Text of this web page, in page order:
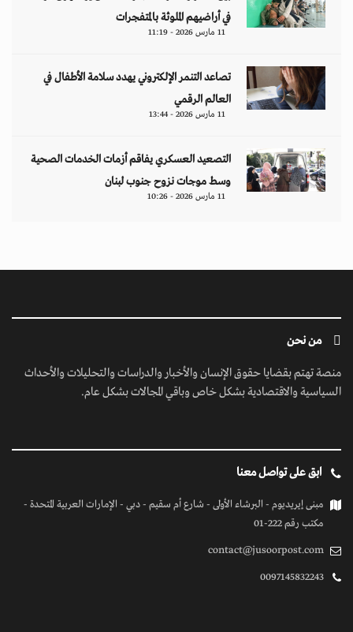
في أراضيهم الملوثة بالمتفجرات
11 مارس 2026 - 11:19
تصاعد التنمر الإلكتروني يهدد سلامة الأطفال في
العالم الرقمي
11 مارس 2026 - 13:44
التصعيد العسكري يفاقم أزمات الخدمات الصحية
وسط موجات نزوح جنوب لبنان
11 مارس 2026 - 10:26
من نحن
منصة تهتم بقضايا حقوق الإنسان والأخبار والدراسات والتحليلات والأحداث
السياسية والاقتصادية بشكل خاص وباقي المجالات بشكل عام.
ابق على تواصل معنا
مبنى إيريديوم - البرشاء الأولى - شارع أم سقيم - دبي - الإمارات العربية المتحدة -
مكتب رقم 222-01
contact@jusoorpost.com
0097145832243